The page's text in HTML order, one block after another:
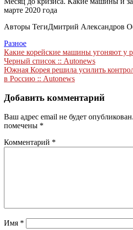
марте 2020 года
Авторы ТегиДмитрий Александров
Разное
Навигация
по
записям
Какие корейские машины угоняют у
Черный список :: Autonews
Южная Корея решила усилить
в Россию :: Autonews
Добавить комментарий
Ваш адрес email не будет опубликован.
помечены *
Комментарий *
Имя *